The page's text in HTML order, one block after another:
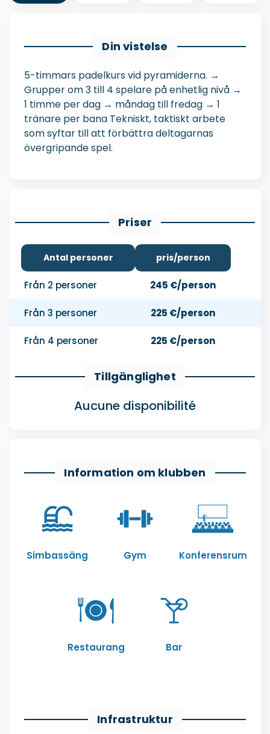
Din vistelse
5-timmars padelkurs vid pyramiderna. →
Grupper om 3 till 4 spelare på enhetlig nivå →
1 timme per dag → måndag till fredag → 1
tränare per bana Tekniskt, taktiskt arbete
som syftar till att förbättra deltagarnas
övergripande spel.
Priser
Antal personer pris/person
Från 2 personer 245 €/person
Från 3 personer 225 €/person
Från 4 personer 225 €/person
Tillgänglighet
Aucune disponibilité
Information om klubben
Simbassäng Gym Konferensrum
Restaurang Bar
Infrastruktur